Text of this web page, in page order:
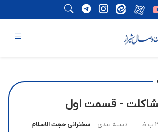
- قسمت اول
دسته بندی:
سخنرانی حجت الاسلام